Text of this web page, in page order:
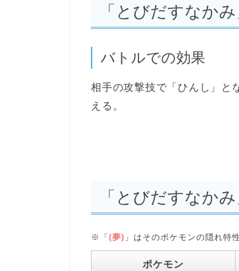
「とびだすなか
バトルでの効果
相手の攻撃技で「ひんし」と
える。
「とびだすなか
※「 (夢) 」はそのポケモンの隠れ特
ポケモン